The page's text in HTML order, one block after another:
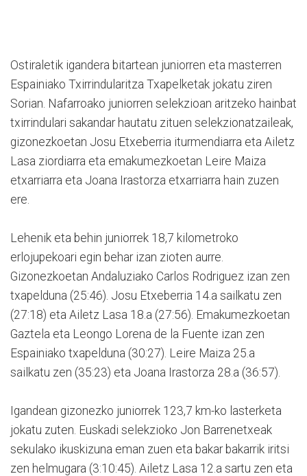
Ostiraletik igandera bitartean juniorren eta masterren
Espainiako Txirrindularitza Txapelketak jokatu ziren
Sorian. Nafarroako juniorren selekzioan aritzeko hainbat
txirrindulari sakandar hautatu zituen selekzionatzaileak,
gizonezkoetan Josu Etxeberria iturmendiarra eta Ailetz
Lasa ziordiarra eta emakumezkoetan Leire Maiza
etxarriarra eta Joana Irastorza etxarriarra hain zuzen
ere.
Lehenik eta behin juniorrek 18,7 kilometroko
erlojupekoari egin behar izan zioten aurre.
Gizonezkoetan Andaluziako Carlos Rodriguez izan zen
txapelduna (25:46). Josu Etxeberria 14.a sailkatu zen
(27:18) eta Ailetz Lasa 18.a (27:56). Emakumezkoetan
Gaztela eta Leongo Lorena de la Fuente izan zen
Espainiako txapelduna (30:27). Leire Maiza 25.a
sailkatu zen (35:23) eta Joana Irastorza 28.a (36:57).
Igandean gizonezko juniorrek 123,7 km-ko lasterketa
jokatu zuten. Euskadi selekzioko Jon Barrenetxeak
sekulako ikuskizuna eman zuen eta bakar bakarrik iritsi
zen helmugara (3:10:45). Ailetz Lasa 12.a sartu zen eta